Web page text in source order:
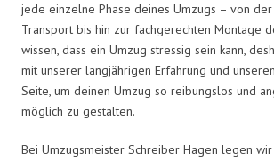
jede einzelne Phase deines Umzugs – von
Transport bis hin zur fachgerechten Montage
wissen, dass ein Umzug stressig sein kann,
mit unserer langjährigen Erfahrung und
Seite, um deinen Umzug so reibungslos und
möglich zu gestalten.
Bei Umzugsmeister Schreiber Hagen legen